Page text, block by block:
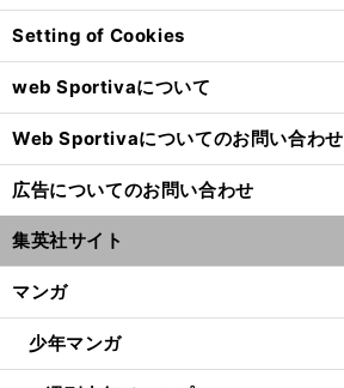
Setting of Cookies
web Sportivaについて
Web Sportivaについてのお問い合わせ
広告についてのお問い合わせ
集英社サイト
マンガ
少年マンガ